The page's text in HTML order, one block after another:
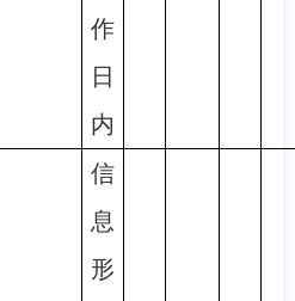
作
日
内
信
息
形